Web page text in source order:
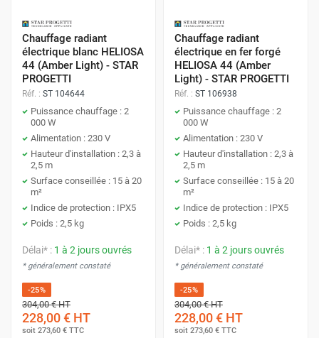
Chauffage radiant
électrique blanc HELIOSA
44 (Amber Light) - STAR
PROGETTI
Réf. : ST 104644
Puissance chauffage : 2
000 W
Alimentation : 230 V
Hauteur d'installation : 2,3 à
2,5 m
Surface conseillée : 15 à 20
m²
Indice de protection : IPX5
Poids : 2,5 kg
Délai* : 1 à 2 jours ouvrés
* généralement constaté
-25%
304,00 €HT
228,00 € HT
soit 273,60 € TTC
Chauffage radiant
électrique en fer forgé
HELIOSA 44 (Amber
Light) - STAR PROGETTI
Réf. : ST 106938
Puissance chauffage : 2
000 W
Alimentation : 230 V
Hauteur d'installation : 2,3 à
2,5 m
Surface conseillée : 15 à 20
m²
Indice de protection : IPX5
Poids : 2,5 kg
Délai* : 1 à 2 jours ouvrés
* généralement constaté
-25%
304,00 €HT
228,00 € HT
soit 273,60 € TTC